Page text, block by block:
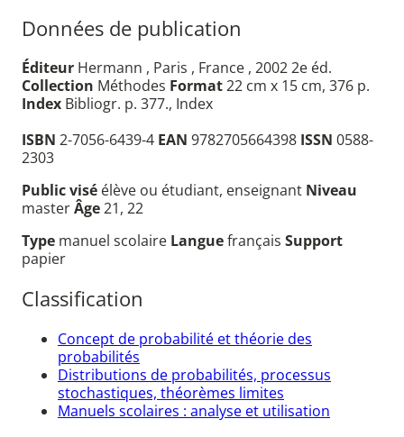
Données de publication
Éditeur Hermann , Paris , France , 2002 2e éd.
Collection Méthodes Format22 cm x 15 cm, 376 p.
Index Bibliogr. p. 377., Index
ISBN 2-7056-6439-4 EAN 9782705664398 ISSN 0588-
2303
Public visé élève ou étudiant, enseignant Niveau
masterÂge21, 22
Type manuel scolaire Languefrançais Support
papier
Classification
Concept de probabilité et théorie des
probabilités
Distributions de probabilités, processus
stochastiques, théorèmes limites
Manuels scolaires : analyse et utilisation